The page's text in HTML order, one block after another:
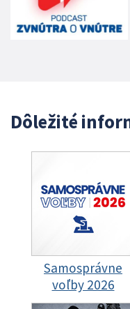
Dôležité
Samosprávne
voľby 2026